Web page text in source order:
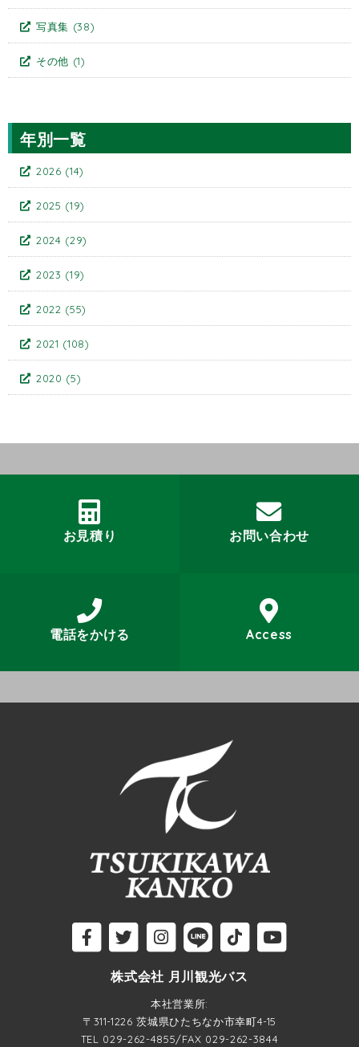
写真集 (38)
その他 (1)
年別一覧
2026 (14)
2025 (19)
2024 (29)
2023 (19)
2022 (55)
2021 (108)
2020 (5)
お見積り お問い合わせ
電話をかける Access
株式会社 月川観光バス
本社営業所:
〒311-1226 茨城県ひたちなか市幸町4-15
TEL 029-262-4855/FAX 029-262-3844